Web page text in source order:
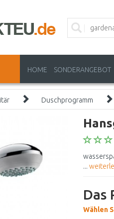
HOME SONDERANGEBOT
Duschprogramm
...
Das
Wählen